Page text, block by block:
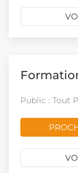
Public : Tout